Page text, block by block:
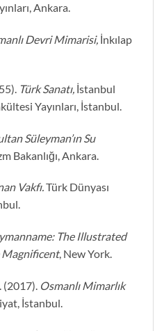
Ankara.
Devri Mimarisi,İnkılap
Türk Sanatı, İstanbul
Yayınları, İstanbul.
Süleyman’ın Su
Bakanlığı, Ankara.
Vakfı.Türk Dünyası
The Illustrated
Magnificent, New York.
(2017). Osmanlı Mimarlık
İstanbul.